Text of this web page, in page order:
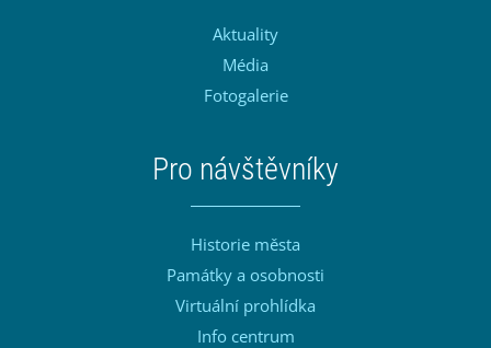
Aktuality
Média
Fotogalerie
Pro návštěvníky
Historie města
Památky a osobnosti
Virtuální prohlídka
Info centrum